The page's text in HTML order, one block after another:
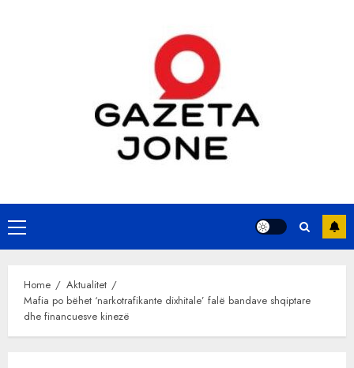
Primary
Menu
Home
Aktualitet
Mafia po bëhet ‘narkotrafikante dixhitale’ falë bandave shqiptare
dhe financuesve kinezë